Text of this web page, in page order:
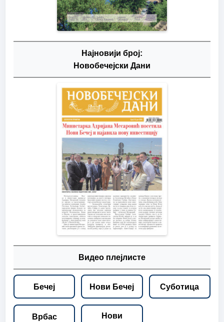
Најновији број:
Новобечејски Дани
Видео плејлисте
Бечеј Нови Бечеј Суботица
Врбас
Нови